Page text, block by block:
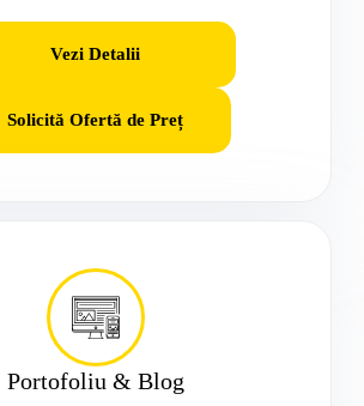
Vezi Detalii
Solicită Ofertă de Preț
Portofoliu & Blog